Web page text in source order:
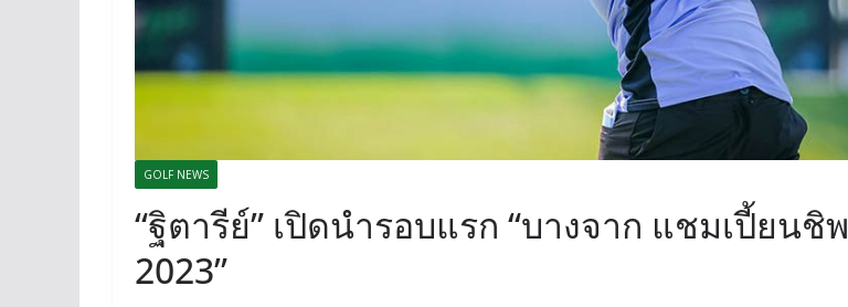
GOLF NEWS
“ฐิตารีย์” เปิดนำรอบแรก “บางจาก แชมเปี้ยนชิพ
2023”